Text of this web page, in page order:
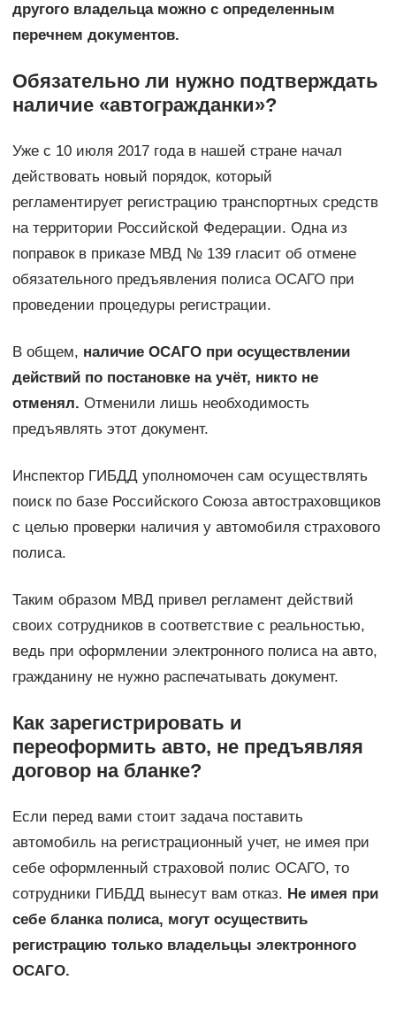
другого владельца можно с определенным
перечнем документов.
Обязательно ли нужно подтверждать
наличие «автогражданки»?
Уже с 10 июля 2017 года в нашей стране начал
действовать новый порядок, который
регламентирует регистрацию транспортных средств
на территории Российской Федерации. Одна из
поправок в приказе МВД № 139 гласит об отмене
обязательного предъявления полиса ОСАГО при
проведении процедуры регистрации.
В общем, наличие ОСАГО при осуществлении
действий по постановке на учёт, никто не
отменял. Отменили лишь необходимость
предъявлять этот документ.
Инспектор ГИБДД уполномочен сам осуществлять
поиск по базе Российского Союза автостраховщиков
с целью проверки наличия у автомобиля страхового
полиса.
Таким образом МВД привел регламент действий
своих сотрудников в соответствие с реальностью,
ведь при оформлении электронного полиса на авто,
гражданину не нужно распечатывать документ.
Как зарегистрировать и
переоформить авто, не предъявляя
договор на бланке?
Если перед вами стоит задача поставить
автомобиль на регистрационный учет, не имея при
себе оформленный страховой полис ОСАГО, то
сотрудники ГИБДД вынесут вам отказ. Не имея при
себе бланка полиса, могут осуществить
регистрацию только владельцы электронного
ОСАГО.